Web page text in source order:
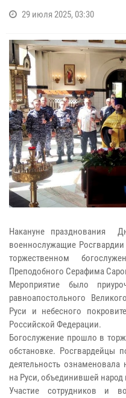
29 июля 2025, 03:30
Накануне празднования
военнослужащие Росгвардии
торжественном
Преподобного Серафима
Мероприятие было
равноапостольного
Руси и небесного
Российской Федерации.
Богослужение прошло в
обстановке. Росгвардейцы
деятельность
на Руси, объединившей
Участие сотрудников и